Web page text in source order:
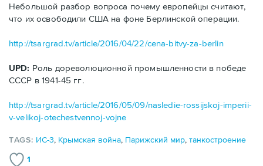
Небольшой разбор вопроса почему европейцы считают,
что их освободили США на фоне Берлинской операции.
http://tsargrad.tv/article/2016/04/22/cena-bitvy-za-berlin
UPD: Роль дореволюционной промышленности в победе
СССР в 1941-45 гг.
http://tsargrad.tv/article/2016/05/09/nasledie-rossijskoj-imperii-
v-velikoj-otechestvennoj-vojne
TAGS: ИС-3, Крымская война, Парижский мир,танкостроение
1